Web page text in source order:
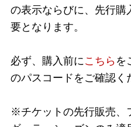
の表示ならびに、先行
要となります。
必ず、購入前にこちらを
のパスコードをご確認く
※チケットの先行販売、